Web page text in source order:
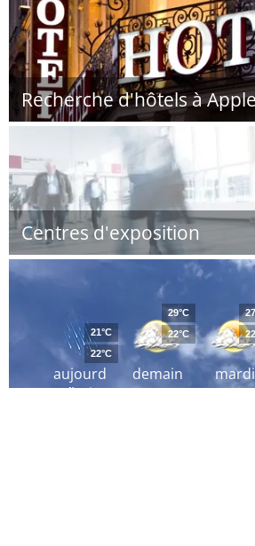
Recherche d'hôtels à
Centres d'exposition
aujourd
´hui
21°C
22°C
demain
29°C
22°C
mardi